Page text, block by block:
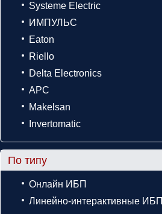
Systeme Electric
ИМПУЛЬС
Eaton
Riello
Delta Electronics
APC
Makelsan
Invertomatic
По типу
Онлайн ИБП
Линейно-интерактивные ИБП